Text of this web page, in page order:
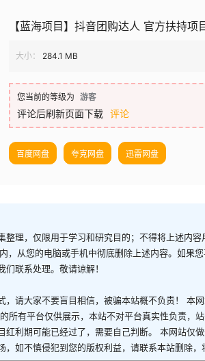
【蓝海项目】抖音团购达人 官方扶持
大小： 284.1 MB
您当前的等级为 游客
评论后刷新页面下载 评论
百度网盘 夸克网盘 迅雷网盘
整理，仅限用于学习和研究目的；不得将上述内
，从您的电脑或手机中彻底删除上述内容。如果
联系处理。敬请谅解！
，请大家不要盲目相信，被骗本站概不负责！ 本
所有平台仅供展示，本站不对平台真实性负责，
红利期可能已经过了，需要自己判断。 本网站仅
如不慎侵犯到您的版权利益，请联系本站删除，